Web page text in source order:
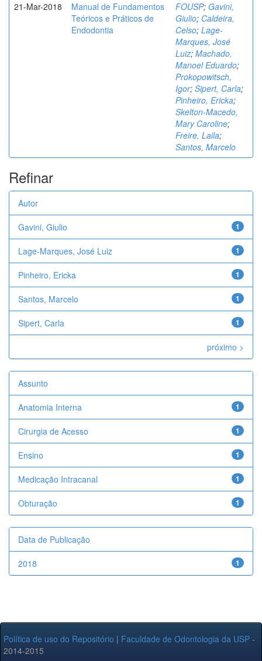
21-Mar-2018
Manual de Fundamentos
Teóricos e Práticos de
Endodontia
FOUSP; Gavini,
Giulio; Caldeira,
Celso; Lage-
Marques, José
Luiz; Machado,
Manoel Eduardo;
Prokopowitsch,
Igor; Sipert, Carla;
Pinheiro, Ericka;
Skelton-Macedo,
Mary Caroline;
Freire, Laila;
Santos, Marcelo
Refinar
Autor
1
Gavini, Giulio
1
Lage-Marques, José Luiz
1
Pinheiro, Ericka
1
Santos, Marcelo
1
Sipert, Carla
próximo >
Assunto
1
Anatomia Interna
1
Cirurgia de Acesso
1
Ensino
1
Medicação Intracanal
1
Obturação
Data de Publicação
1
2018
Política de uso do Repositório | Faculdade de Odontologia da USP -
2014-2015